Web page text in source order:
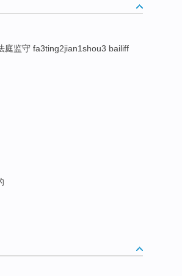
庭监守 fa3ting2jian1shou3 bailiff